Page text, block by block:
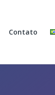
Contato